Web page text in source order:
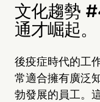
文化趨勢
通才崛起。
後疫症時代的工
常適合擁有廣泛
勃發展的員工。